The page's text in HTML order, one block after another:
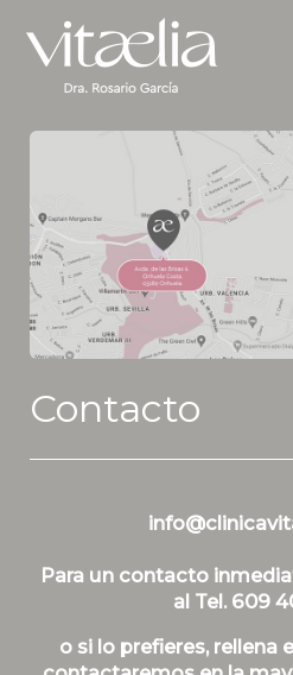
Contacto
Para un contacto
al Tel. 609
o si lo prefieres, rellena